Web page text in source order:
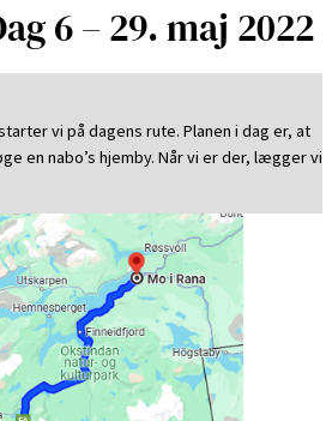
6 – 29. maj 2022
vi på dagens rute. Planen i dag er, at
en nabo’s hjemby. Når vi er der, lægger vi